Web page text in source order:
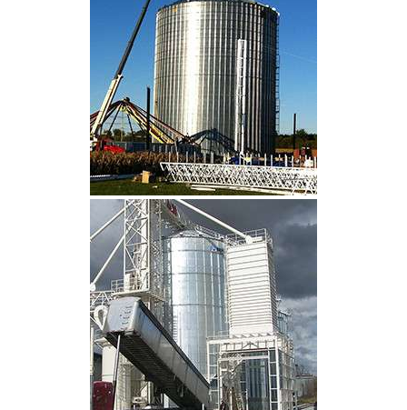
CLIQUEZ POUR AGRANDIR